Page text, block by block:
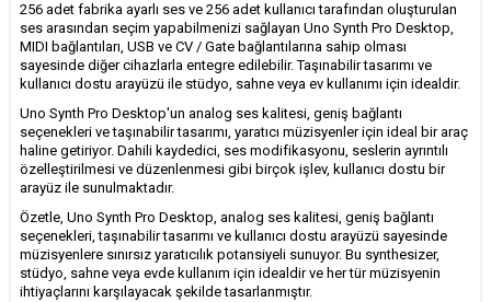
256 adet fabrika ayarlı ses ve 256 adet kullanıcı tarafından oluşturulan
ses arasından seçim yapabilmenizi sağlayan Uno Synth Pro Desktop,
MIDI bağlantıları, USB ve CV / Gate bağlantılarına sahip olması
sayesinde diğer cihazlarla entegre edilebilir. Taşınabilir tasarımı ve
kullanıcı dostu arayüzü ile stüdyo, sahne veya ev kullanımı için idealdir.
Uno Synth Pro Desktop'un analog ses kalitesi, geniş bağlantı
seçenekleri ve taşınabilir tasarımı, yaratıcı müzisyenler için ideal bir araç
haline getiriyor. Dahili kaydedici, ses modifikasyonu, seslerin ayrıntılı
özelleştirilmesi ve düzenlenmesi gibi birçok işlev, kullanıcı dostu bir
arayüz ile sunulmaktadır.
Özetle, Uno Synth Pro Desktop, analog ses kalitesi, geniş bağlantı
seçenekleri, taşınabilir tasarımı ve kullanıcı dostu arayüzü sayesinde
müzisyenlere sınırsız yaratıcılık potansiyeli sunuyor. Bu synthesizer,
stüdyo, sahne veya evde kullanım için idealdir ve her tür müzisyenin
ihtiyaçlarını karşılayacak şekilde tasarlanmıştır.